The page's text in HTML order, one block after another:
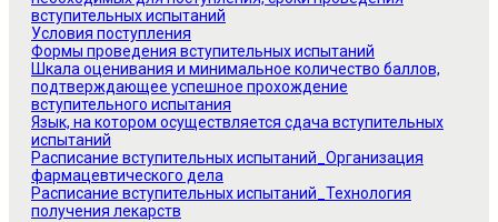
вступительных испытаний
Условия поступления
Формы проведения вступительных испытаний
Шкала оценивания и минимальное количество баллов,
подтверждающее успешное прохождение
вступительного испытания
Язык, на котором осуществляется сдача вступительных
испытаний
Расписание вступительных испытаний_Организация
фармацевтического дела
Расписание вступительных испытаний_Технология
получения лекарств